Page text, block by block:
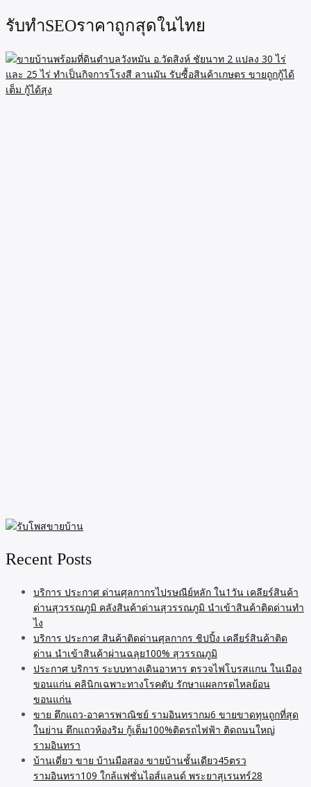
รับทำSEOราคาถูกสุดในไทย
Recent Posts
บริการ ประกาศ ด่านศุลกากรไปรษณีย์หลัก ใน1วัน เคลียร์สินค้า
ด่านสุวรรณภูมิ คลังสินค้าด่านสุวรรณภูมิ นำเข้าสินค้าติดด่านทำ
ไง
บริการ ประกาศ สินค้าติดด่านศุลกากร ชิปปิ้ง เคลียร์สินค้าติด
ด่าน นำเข้าสินค้าผ่านฉลุย100% สุวรรณภูมิ
ประกาศ บริการ ระบบทางเดินอาหาร ตรวจไฟโบรสแกน ในเมือง
ขอนแก่น คลินิกเฉพาะทางโรคตับ รักษาแผลกรดไหลย้อน
ขอนแก่น
ขาย ตึกแถว-อาคารพาณิชย์ รามอินทรากม6 ขายขาดทุนถูกที่สุด
ในย่าน ตึกแถวห้องริม กู้เต็ม100%ติดรถไฟฟ้า ติดถนนใหญ่
รามอินทรา
บ้านเดี่ยว ขาย บ้านมือสอง ขายบ้านชั้นเดียว45ตรว
รามอินทรา109 ใกล้แฟชั่นไอส์แลนด์ พระยาสุเรนทร์28